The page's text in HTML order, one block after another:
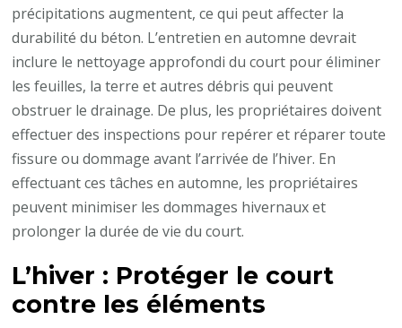
précipitations augmentent, ce qui peut affecter la
durabilité du béton. L’entretien en automne devrait
inclure le nettoyage approfondi du court pour éliminer
les feuilles, la terre et autres débris qui peuvent
obstruer le drainage. De plus, les propriétaires doivent
effectuer des inspections pour repérer et réparer toute
fissure ou dommage avant l’arrivée de l’hiver. En
effectuant ces tâches en automne, les propriétaires
peuvent minimiser les dommages hivernaux et
prolonger la durée de vie du court.
L’hiver : Protéger le court
contre les éléments